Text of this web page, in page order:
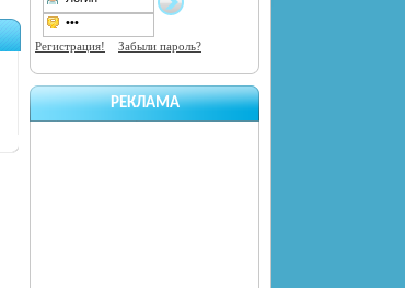
Регистрация! Забыли пароль?
РЕКЛАМА